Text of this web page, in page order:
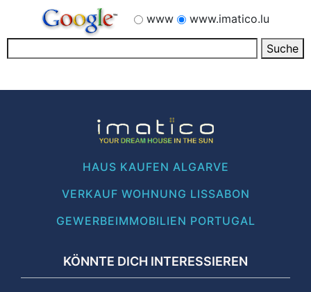
www
www.imatico.lu
HAUS KAUFEN ALGARVE
VERKAUF WOHNUNG LISSABON
GEWERBEIMMOBILIEN PORTUGAL
KÖNNTE DICH INTERESSIEREN